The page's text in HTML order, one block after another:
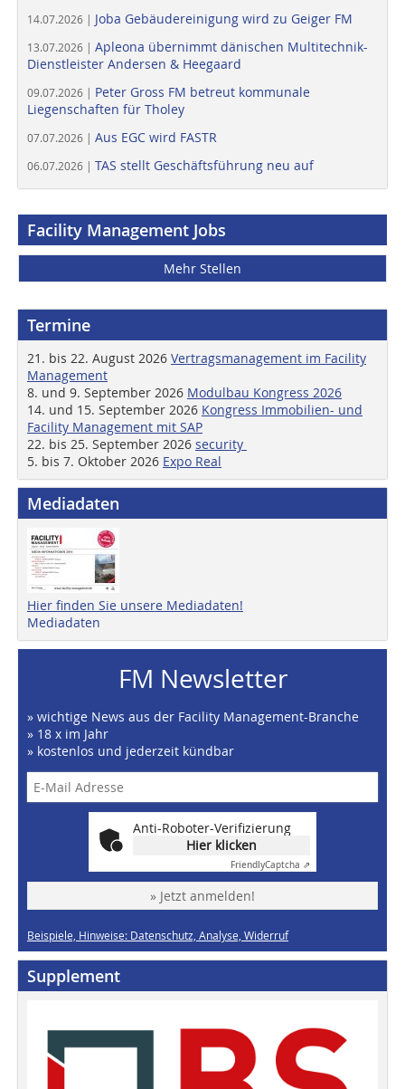
14.07.2026 | Joba Gebäudereinigung wird zu Geiger FM
13.07.2026 | Apleona übernimmt dänischen Multitechnik-
Dienstleister Andersen & Heegaard
09.07.2026 | Peter Gross FM betreut kommunale
Liegenschaften für Tholey
07.07.2026 | Aus EGC wird FASTR
06.07.2026 | TAS stellt Geschäftsführung neu auf
Facility Management Jobs
Mehr Stellen
Termine
21. bis 22. August 2026 Vertragsmanagement im Facility
Management
8. und 9. September 2026 Modulbau Kongress 2026
14. und 15. September 2026 Kongress Immobilien- und
Facility Management mit SAP
22. bis 25. September 2026 security
5. bis 7. Oktober 2026 Expo Real
Mediadaten
Hier finden Sie unsere Mediadaten!
Mediadaten
FM Newsletter
» wichtige News aus der Facility Management-Branche
» 18 x im Jahr
» kostenlos und jederzeit kündbar
Anti-Roboter-Verifizierung
Hier klicken
FriendlyCaptcha ⇗
» Jetzt anmelden!
Beispiele, Hinweise: Datenschutz, Analyse, Widerruf
Supplement